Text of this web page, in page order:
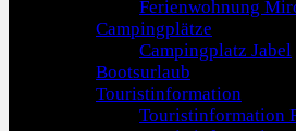
Ferienwohnung
Campingplätze
Campingplatz Jabel
Bootsurlaub
Touristinformation
Touristinformation